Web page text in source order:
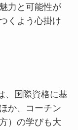
力と可能性が
くよう心掛け
、国際資格に基
か、コーチン
）の学びも大